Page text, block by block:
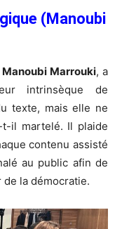
(Manoubi
Marrouki, a
intrinsèque de
texte, mais elle ne
il martelé. Il plaide
contenu assisté
au public afin de
la démocratie.